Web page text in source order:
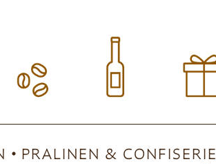
PRALINEN & CONFISERIE